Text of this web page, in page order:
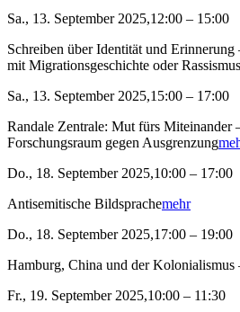
Sa., 13. September 2025,12:00 – 15:00
Schreiben über Identität und
mit Migrationsgeschichte oder
Sa., 13. September 2025,15:00 – 17:00
Randale Zentrale: Mut fürs Miteinander
Forschungsraum gegen Ausgrenzung
Do., 18. September 2025,10:00 – 17:00
Antisemitische Bildsprachemehr
Do., 18. September 2025,17:00 – 19:00
Hamburg, China und der Kolonialismus
Fr., 19. September 2025,10:00 – 11:30